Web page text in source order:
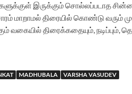
இருக்கும் சொல்லப்படாத
மாறாமல் திரையில் கொண்டு வரும்
திரைக்கதையும், நடிப்பும்,
MADHUBALA VARSHA VASUDEV